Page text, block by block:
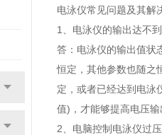
电泳仪常见问题及其解
1、电泳仪的输出达不
答：电泳仪的输出值状
恒定，其他参数也随之
定，或者已经达到电泳
值)，才能够提高电压
2、电脑控制电泳仪过